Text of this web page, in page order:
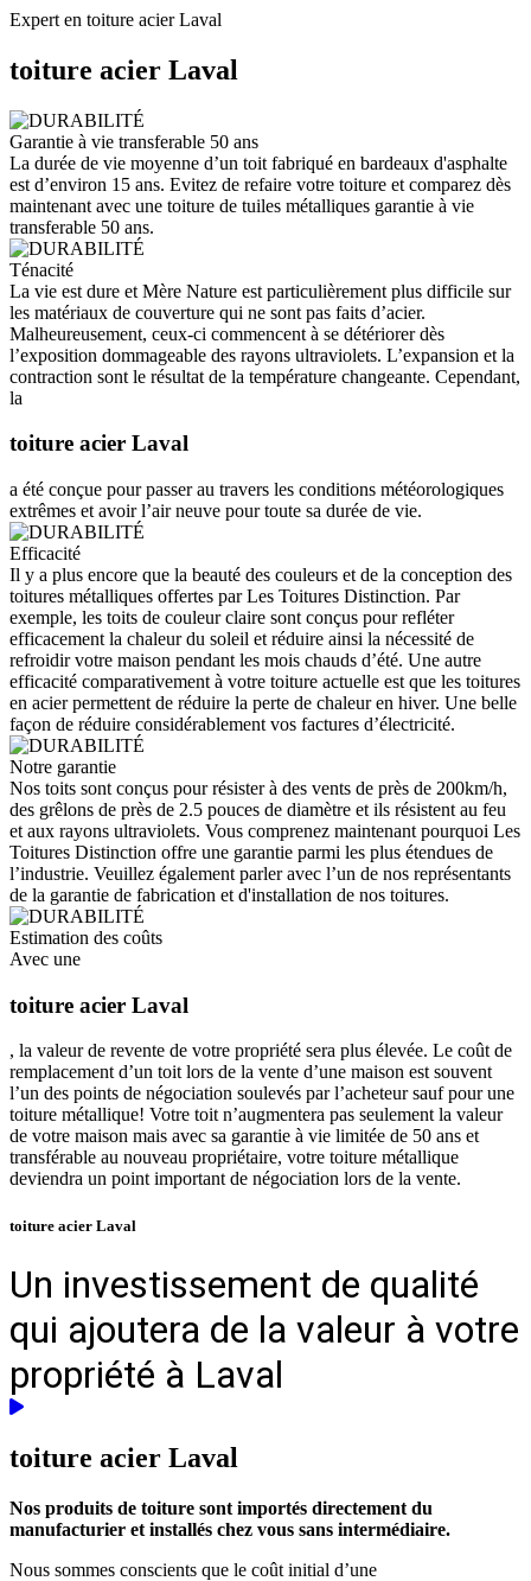
Expert en toiture acier Laval
toiture acier Laval
Garantie à vie transferable 50 ans
La durée de vie moyenne d’un toit fabriqué en bardeaux d'asphalte
est d’environ 15 ans. Evitez de refaire votre toiture et comparez dès
maintenant avec une toiture de tuiles métalliques garantie à vie
transferable 50 ans.
Ténacité
La vie est dure et Mère Nature est particulièrement plus difficile sur
les matériaux de couverture qui ne sont pas faits d’acier.
Malheureusement, ceux-ci commencent à se détériorer dès
l’exposition dommageable des rayons ultraviolets. L’expansion et la
contraction sont le résultat de la température changeante. Cependant,
la
toiture acier Laval
a été conçue pour passer au travers les conditions météorologiques
extrêmes et avoir l’air neuve pour toute sa durée de vie.
Efficacité
Il y a plus encore que la beauté des couleurs et de la conception des
toitures métalliques offertes par Les Toitures Distinction. Par
exemple, les toits de couleur claire sont conçus pour refléter
efficacement la chaleur du soleil et réduire ainsi la nécessité de
refroidir votre maison pendant les mois chauds d’été. Une autre
efficacité comparativement à votre toiture actuelle est que les toitures
en acier permettent de réduire la perte de chaleur en hiver. Une belle
façon de réduire considérablement vos factures d’électricité.
Notre garantie
Nos toits sont conçus pour résister à des vents de près de 200km/h,
des grêlons de près de 2.5 pouces de diamètre et ils résistent au feu
et aux rayons ultraviolets. Vous comprenez maintenant pourquoi Les
Toitures Distinction offre une garantie parmi les plus étendues de
l’industrie. Veuillez également parler avec l’un de nos représentants
de la garantie de fabrication et d'installation de nos toitures.
Estimation des coûts
Avec une
toiture acier Laval
, la valeur de revente de votre propriété sera plus élevée. Le coût de
remplacement d’un toit lors de la vente d’une maison est souvent
l’un des points de négociation soulevés par l’acheteur sauf pour une
toiture métallique! Votre toit n’augmentera pas seulement la valeur
de votre maison mais avec sa garantie à vie limitée de 50 ans et
transférable au nouveau propriétaire, votre toiture métallique
deviendra un point important de négociation lors de la vente.
toiture acier Laval
Un investissement de qualité
qui ajoutera de la valeur à votre
propriété à Laval
toiture acier Laval
Nos produits de toiture sont importés directement du
manufacturier et installés chez vous sans intermédiaire.
Nous sommes conscients que le coût initial d’une